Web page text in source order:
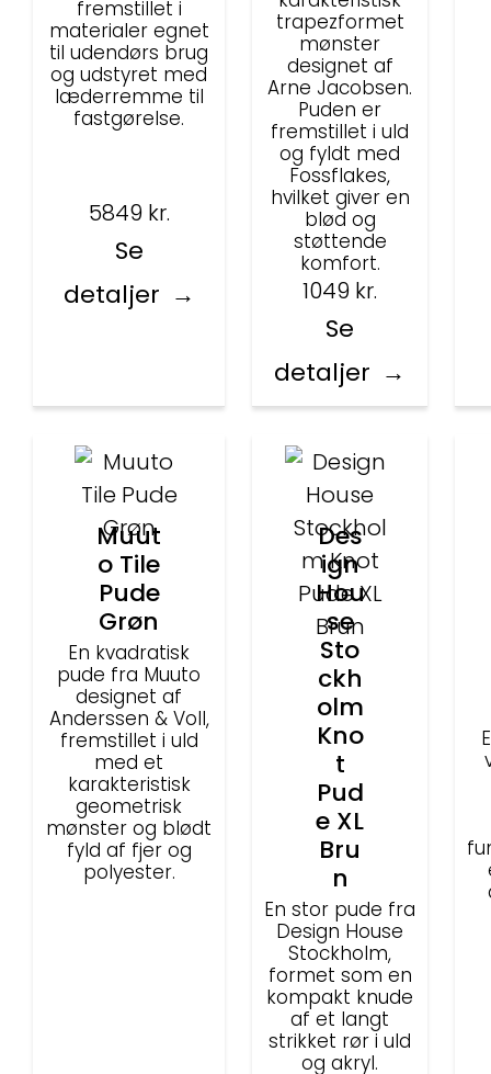
fremstillet i
materialer egnet
til udendørs brug
og udstyret med
læderremme til
fastgørelse.
5849 kr.
Se
detaljer
trapezformet
mønster
designet af
Arne Jacobsen.
Puden er
fremstillet i uld
og fyldt med
Fossflakes,
hvilket giver en
blød og
støttende
komfort.
1049 kr.
Se
detaljer
Muut
o Tile
Pude
Grøn
En kvadratisk
pude fra Muuto
designet af
Anderssen & Voll,
fremstillet i uld
med et
karakteristisk
geometrisk
mønster og blødt
fyld af fjer og
polyester.
Des
ign
Hou
se
Sto
ckh
olm
Kno
t
Pud
e XL
Bru
n
En stor pude fra
Design House
Stockholm,
formet som en
kompakt knude
af et langt
strikket rør i uld
og akryl.